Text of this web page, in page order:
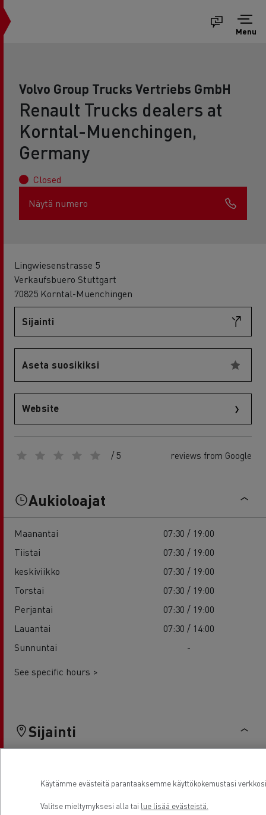
Menu
Volvo Group Trucks Vertriebs GmbH
Renault Trucks dealers at
Korntal-Muenchingen,
Germany
Closed
Näytä numero
Lingwiesenstrasse 5
Verkaufsbuero Stuttgart
70825 Korntal-Muenchingen
Sijainti
Aseta suosikiksi
Website
/ 5 reviews from Google
Aukioloajat
Maanantai
07:30 / 19:00
Tiistai
07:30 / 19:00
keskiviikko
07:30 / 19:00
Torstai
07:30 / 19:00
Perjantai
07:30 / 19:00
Lauantai
07:30 / 14:00
Sunnuntai
-
See specific hours >
Sijainti
Käytämme evästeitä parantaaksemme käyttökokemustasi
Valitse mieltymyksesi alla tai lue lisää evästeistä.